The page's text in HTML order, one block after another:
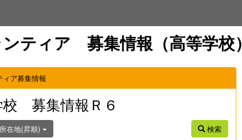
ティア 募集情報（高等学校）
ィア募集情報
校 募集情報Ｒ６
所在地(昇順) 検索